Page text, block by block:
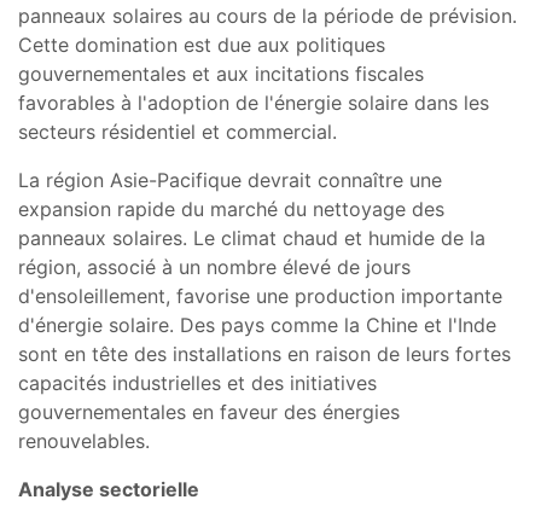
panneaux solaires au cours de la période de prévision.
Cette domination est due aux politiques
gouvernementales et aux incitations fiscales
favorables à l'adoption de l'énergie solaire dans les
secteurs résidentiel et commercial.
La région Asie-Pacifique devrait connaître une
expansion rapide du marché du nettoyage des
panneaux solaires. Le climat chaud et humide de la
région, associé à un nombre élevé de jours
d'ensoleillement, favorise une production importante
d'énergie solaire. Des pays comme la Chine et l'Inde
sont en tête des installations en raison de leurs fortes
capacités industrielles et des initiatives
gouvernementales en faveur des énergies
renouvelables.
Analyse sectorielle